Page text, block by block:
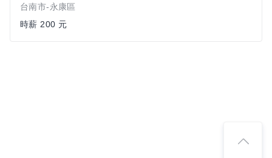
台南市-永康區
時薪 200 元